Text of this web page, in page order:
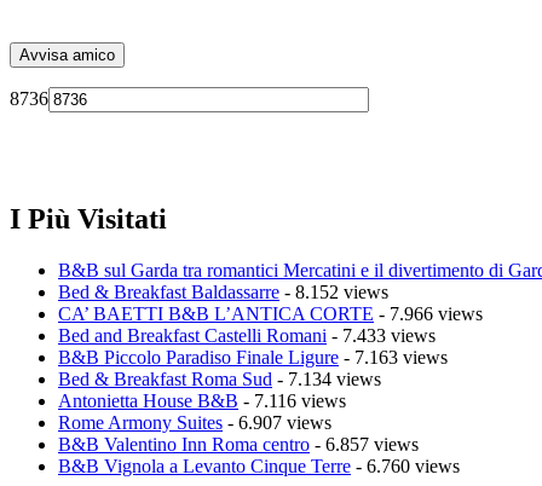
8736
I Più Visitati
B&B sul Garda tra romantici Mercatini e il divertimento di
Bed & Breakfast Baldassarre - 8.152 views
CA’ BAETTI B&B L’ANTICA CORTE - 7.966 views
Bed and Breakfast Castelli Romani - 7.433 views
B&B Piccolo Paradiso Finale Ligure - 7.163 views
Bed & Breakfast Roma Sud - 7.134 views
Antonietta House B&B - 7.116 views
Rome Armony Suites - 6.907 views
B&B Valentino Inn Roma centro - 6.857 views
B&B Vignola a Levanto Cinque Terre - 6.760 views